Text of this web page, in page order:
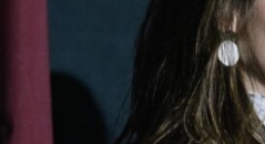
Az általad megadott adatokat az
hírlevél küldése érdekében
Elolvastam és elfogadom a